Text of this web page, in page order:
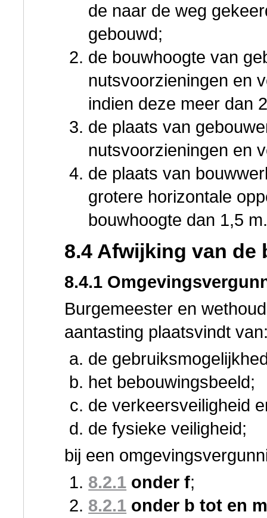
de naar de weg
gebouwd;
de bouwhoogte van
nutsvoorzieningen en
indien deze meer dan
de plaats van
nutsvoorzieningen en
de plaats van
grotere horizontale
bouwhoogte dan 1,5
8.4 Afwijking van de
8.4.1
Burgemeester en
aantasting plaatsvindt
de
het bebouwingsbeeld;
de verkeersveiligheid
de fysieke veiligheid;
bij een
8.2.1 onder f;
8.2.1 onder b tot en